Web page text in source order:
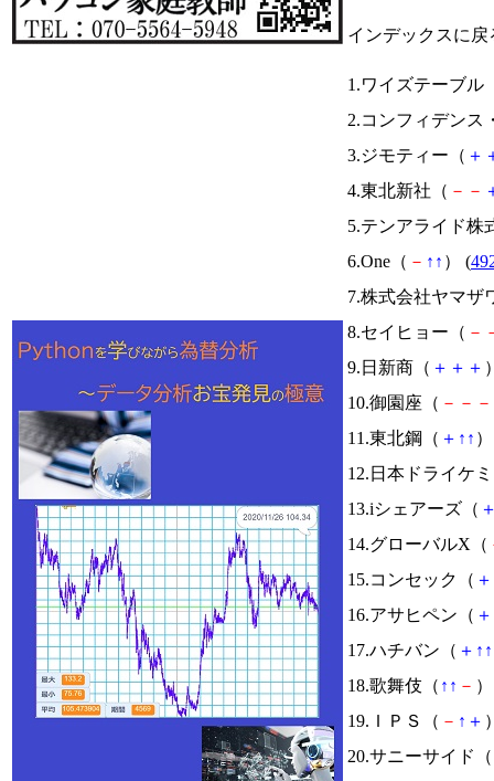
インデックスに戻
1.ワイズテーブル
2.コンフィデンス
3.ジモティー（ ＋
4.東北新社（ － －
5.テンアライド株
6.One（ － ↑ ↑ ） (
7.株式会社ヤマザ
8.セイヒョー（ －
9.日新商（ ＋ ＋ ＋
10.御園座（ － － －
11.東北鋼（ ＋ ↑ ↑
12.日本ドライケ
13.iシェアーズ（
14.グローバルX（
15.コンセック（ ＋
16.アサヒペン（ ＋
17.ハチバン（ ＋ ↑ ↑
18.歌舞伎（ ↑ ↑ －
19.ＩＰＳ（ － ↑ ＋
20.サニーサイド（